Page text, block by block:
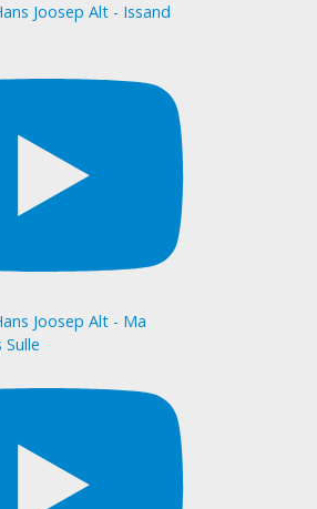
Joosep Alt - Issand
Joosep Alt - Ma
Sulle